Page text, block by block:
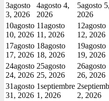
3agosto
3, 2026
4agosto 4,
2026
5agosto 5,
2026
10agosto
10, 2026
11agosto
11, 2026
12agosto
12, 2026
17agosto
17, 2026
18agosto
18, 2026
19agosto
19, 2026
24agosto
24, 2026
25agosto
25, 2026
26agosto
26, 2026
31agosto
31, 2026
1septiembre
1, 2026
2
2, 2026